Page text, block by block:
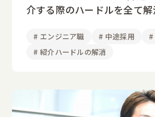
介する際のハードルを全て
# エンジニア職 # 中途採用 #
# 紹介ハードルの解消